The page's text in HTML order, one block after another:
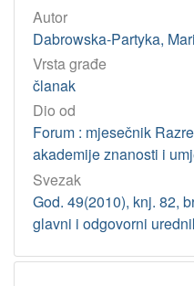
Autor
Dabrowska-Partyka,
Vrsta građe
članak
Dio od
Forum : mjesečnik
akademije znanosti i
Svezak
God. 49(2010), knj. 82,
glavni i odgovorni